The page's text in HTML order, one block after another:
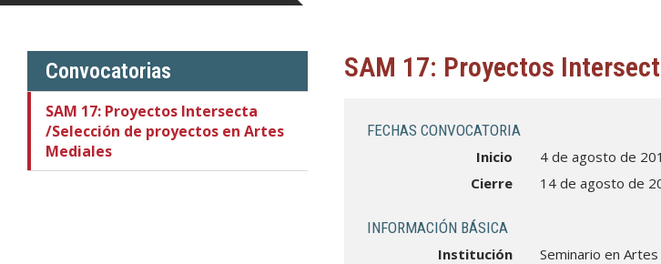
Convocatorias
SAM 17: Proyectos Intersecta
/Selección de proyectos en Artes
Mediales
SAM 17: Proyectos
FECHAS CONVOCATORIA
Inicio
4 de agosto de
Cierre
14 de agosto de
INFORMACIÓN BÁSICA
Institución
Seminario en